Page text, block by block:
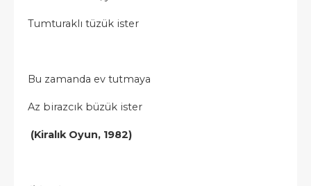
Tumturaklı tüzük ister
Bu zamanda ev tutmaya
Az birazcık büzük ister
(Kiralık Oyun, 1982)